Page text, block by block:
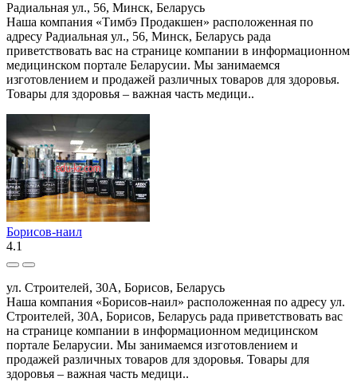
Радиальная ул., 56, Минск, Беларусь
Наша компания «Тимбэ Продакшен» расположенная по
адресу Радиальная ул., 56, Минск, Беларусь рада
приветствовать вас на странице компании в информационном
медицинском портале Беларусии. Мы занимаемся
изготовлением и продажей различных товаров для здоровья.
Товары для здоровья – важная часть медици..
Борисов-наил
4.1
ул. Строителей, 30А, Борисов, Беларусь
Наша компания «Борисов-наил» расположенная по адресу ул.
Строителей, 30А, Борисов, Беларусь рада приветствовать вас
на странице компании в информационном медицинском
портале Беларусии. Мы занимаемся изготовлением и
продажей различных товаров для здоровья. Товары для
здоровья – важная часть медици..